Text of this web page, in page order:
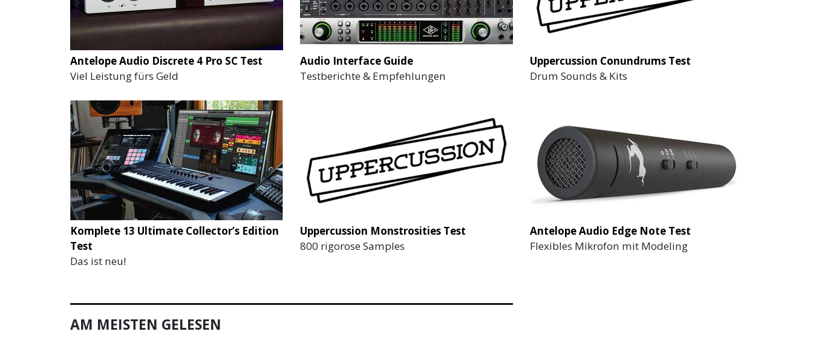
Antelope Audio Discrete 4 Pro SC Test
Viel Leistung fürs Geld
Audio Interface Guide
Testberichte & Empfehlungen
Uppercussion Conundrums Test
Drum Sounds & Kits
Komplete 13 Ultimate Collector’s Edition
Test
Das ist neu!
Uppercussion Monstrosities Test
800 rigorose Samples
Antelope Audio Edge Note Test
Flexibles Mikrofon mit Modeling
AM MEISTEN GELESEN